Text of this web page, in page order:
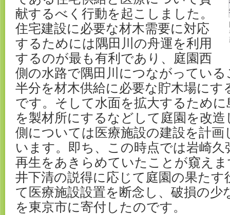
献するべく行動を起こしました。
住宅建設に必要な材木需要に対応
するためには隅田川の舟運を利用
するのが最も有利であり、庭園西
側の水路で隅田川につながってい
半分を材木供給に必要な貯木場にす
です。そして水面を拡大するため
を製材所にするなどして庭園を改
側については医療施設の建設を計
います。即ち、この時点では岩崎
再生をあきらめていたことが窺え
井下清の説得に応じて庭園の果たす
て医療施設設置を断念し、破損の少
を東京市に寄付したのです。